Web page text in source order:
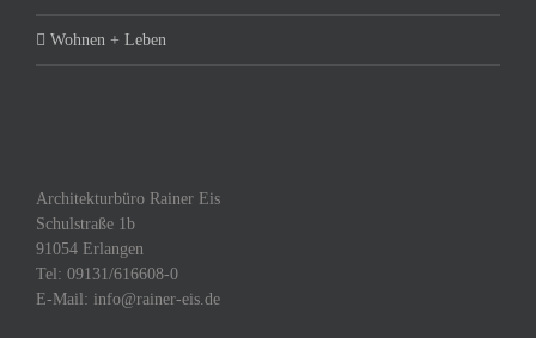
Wohnen + Leben
Architekturbüro Rainer Eis
Schulstraße 1b
91054 Erlangen
Tel: 09131/616608-0
E-Mail: info@rainer-eis.de